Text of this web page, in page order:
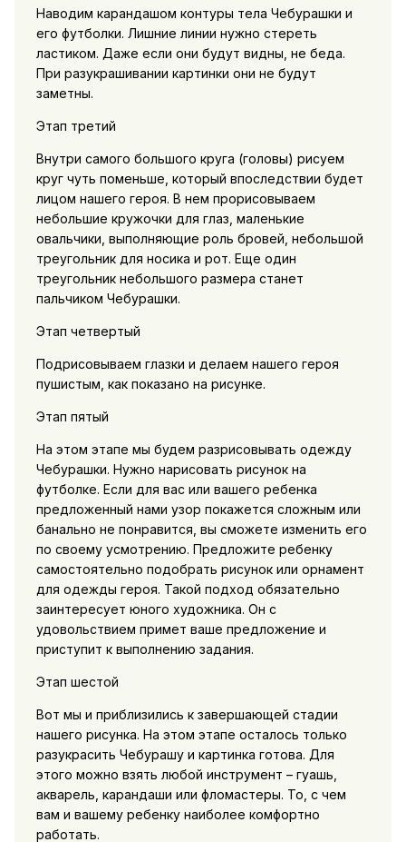
Наводим карандашом контуры тела Чебурашки и
его футболки. Лишние линии нужно стереть
ластиком. Даже если они будут видны, не беда.
При разукрашивании картинки они не будут
заметны.
Этап третий
Внутри самого большого круга (головы) рисуем
круг чуть поменьше, который впоследствии будет
лицом нашего героя. В нем прорисовываем
небольшие кружочки для глаз, маленькие
овальчики, выполняющие роль бровей, небольшой
треугольник для носика и рот. Еще один
треугольник небольшого размера станет
пальчиком Чебурашки.
Этап четвертый
Подрисовываем глазки и делаем нашего героя
пушистым, как показано на рисунке.
Этап пятый
На этом этапе мы будем разрисовывать одежду
Чебурашки. Нужно нарисовать рисунок на
футболке. Если для вас или вашего ребенка
предложенный нами узор покажется сложным или
банально не понравится, вы сможете изменить его
по своему усмотрению. Предложите ребенку
самостоятельно подобрать рисунок или орнамент
для одежды героя. Такой подход обязательно
заинтересует юного художника. Он с
удовольствием примет ваше предложение и
приступит к выполнению задания.
Этап шестой
Вот мы и приблизились к завершающей стадии
нашего рисунка. На этом этапе осталось только
разукрасить Чебурашу и картинка готова. Для
этого можно взять любой инструмент – гуашь,
акварель, карандаши или фломастеры. То, с чем
вам и вашему ребенку наиболее комфортно
работать.